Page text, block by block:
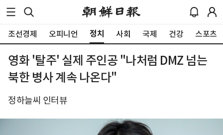
조선경제 오피니언 정치 사회 국제 건강 스포츠
영화 '탈주' 실제 주인공 "나처럼 DMZ 넘는
북한 병사 계속 나온다"
정하늘씨 인터뷰